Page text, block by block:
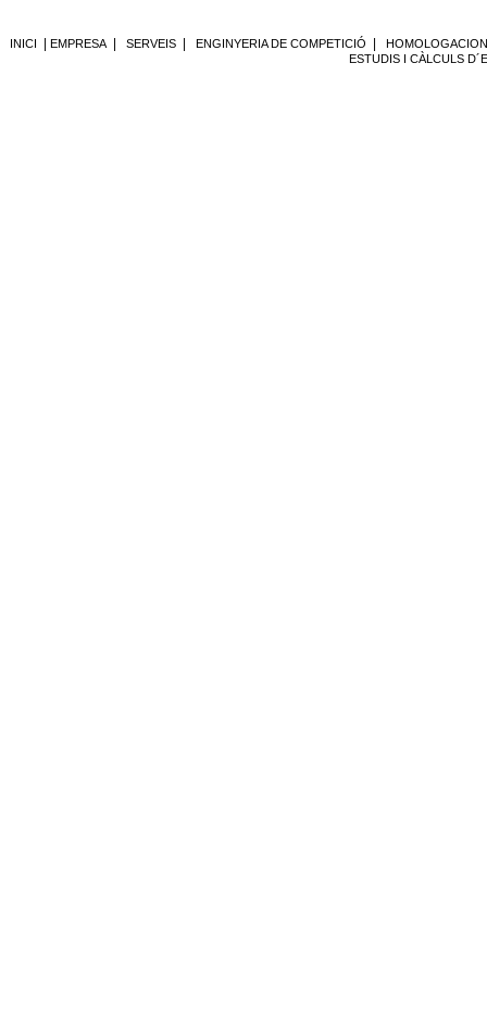
INICI EMPRESA| SERVEIS| ENGINYERIA DE COMPETICIÓ
ESTUDIS I CÀLCULS